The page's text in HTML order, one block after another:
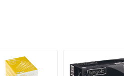
Geleidend nee